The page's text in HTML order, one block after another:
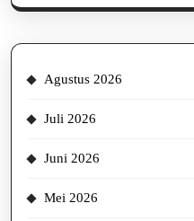
Agustus 2026
Juli 2026
Juni 2026
Mei 2026